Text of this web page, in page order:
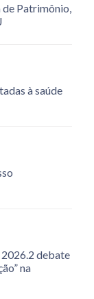
Patrimônio,
à saúde
debate
na